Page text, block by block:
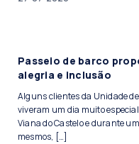
Passeio de barco
alegria e inclusão
Alguns clientes da Unidade
viveram um dia muito
Viana do Castelo e durante
mesmos, […]